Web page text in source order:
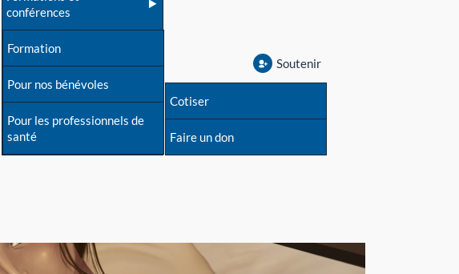
conférences
Formation
Pour nos bénévoles
Pour les professionnels de
santé
Soutenir
Cotiser
Faire un don